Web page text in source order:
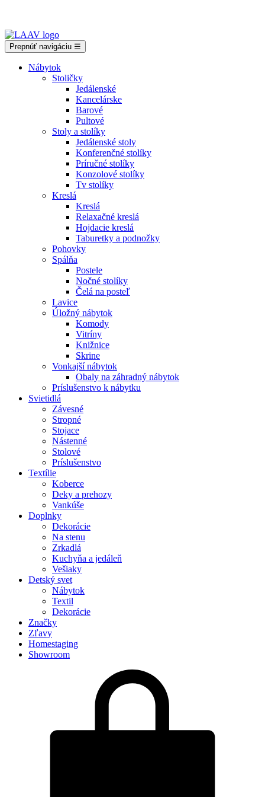
Prepnúť navigáciu ☰
Nábytok
Stoličky
Jedálenské
Kancelárske
Barové
Pultové
Stoly a stolíky
Jedálenské stoly
Konferenčné stolíky
Príručné stolíky
Konzolové stolíky
Tv stolíky
Kreslá
Kreslá
Relaxačné kreslá
Hojdacie kreslá
Taburetky a podnožky
Pohovky
Spálňa
Postele
Nočné stolíky
Čelá na posteľ
Lavice
Úložný nábytok
Komody
Vitríny
Knižnice
Skrine
Vonkajší nábytok
Obaly na záhradný nábytok
Príslušenstvo k nábytku
Svietidlá
Závesné
Stropné
Stojace
Nástenné
Stolové
Príslušenstvo
Textílie
Koberce
Deky a prehozy
Vankúše
Doplnky
Dekorácie
Na stenu
Zrkadlá
Kuchyňa a jedáleň
Vešiaky
Detský svet
Nábytok
Textil
Dekorácie
Značky
Zľavy
Homestaging
Showroom